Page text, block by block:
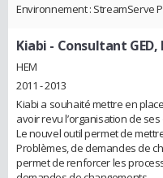
Environnement : StreamServe
Kiabi - Consultant
HEM
2011 - 2013
Kiabi a souhaité mettre en
avoir revu l’organisation de
Le nouvel outil permet de
Problèmes, de demandes de
permet de renforcer les